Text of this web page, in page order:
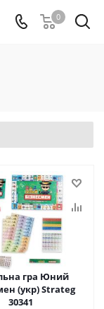
0
гра Юний
(укр) Strateg
30341